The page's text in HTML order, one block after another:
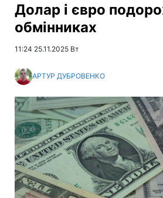
Долар і євро
обмінниках
11:24 25.11.2025 Вт
АРТУР ДУБРОВЕНКО